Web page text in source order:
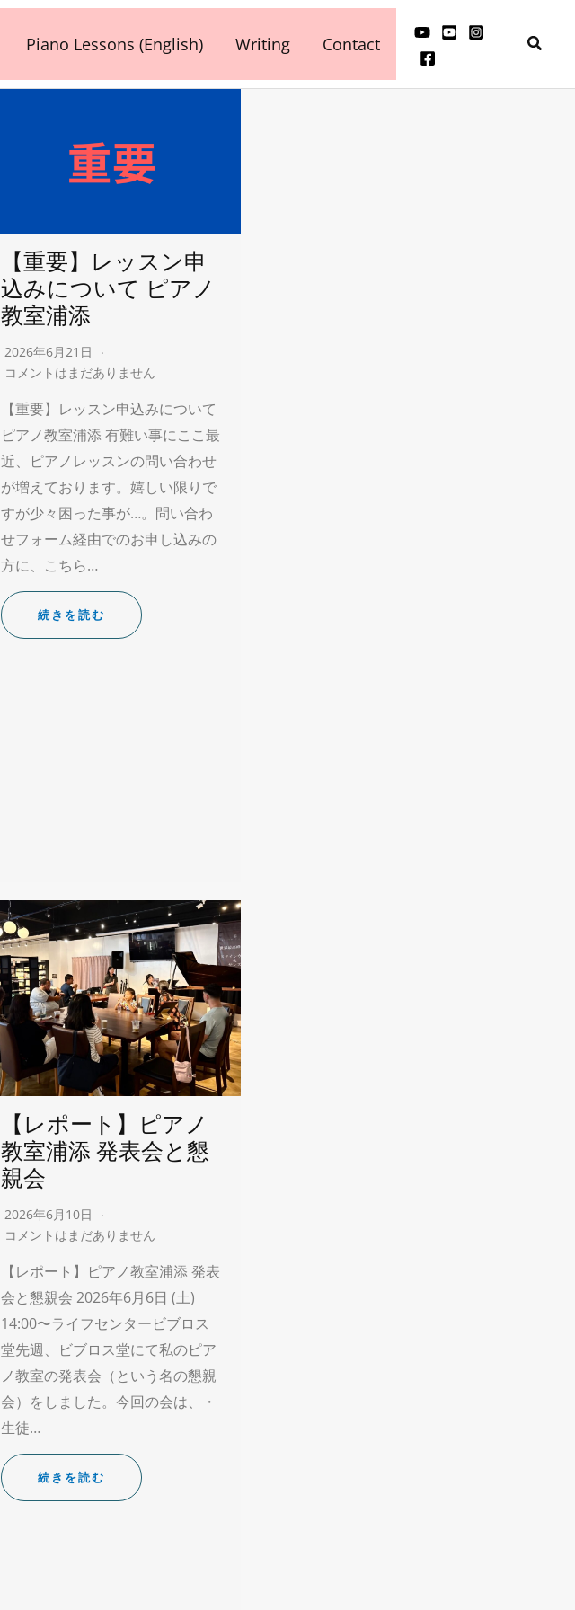
Piano Lessons (English) Writing Contact
検
【重要】レッスン申
込みについて ピアノ
教室浦添
2026年6月21日
コメントはまだありません
【重要】レッスン申込みについて
ピアノ教室浦添 有難い事にここ最
近、ピアノレッスンの問い合わせ
が増えております。嬉しい限りで
すが少々困った事が…。問い合わ
せフォーム経由でのお申し込みの
方に、こちら…
続きを読む
【レポート】ピアノ
教室浦添 発表会と懇
親会
2026年6月10日
コメントはまだありません
【レポート】ピアノ教室浦添 発表
会と懇親会 2026年6月6日 (土)
14:00〜ライフセンタービブロス
堂先週、ビブロス堂にて私のピア
ノ教室の発表会（という名の懇親
会）をしました。今回の会は、・
生徒…
続きを読む